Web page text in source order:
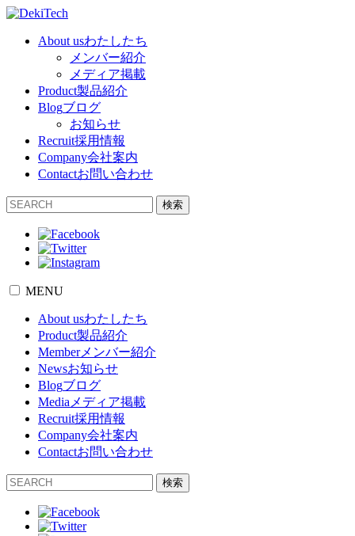
About usわたしたち
メンバー紹介
メディア掲載
Product製品紹介
Blogブログ
お知らせ
Recruit採用情報
Company会社案内
Contactお問い合わせ
検索
MENU
About usわたしたち
Product製品紹介
Memberメンバー紹介
Newsお知らせ
Blogブログ
Media メディア掲載
Recruit採用情報
Company会社案内
Contactお問い合わせ
検索